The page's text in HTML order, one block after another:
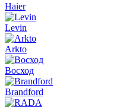
Haier
Levin
Arkto
Восход
Brandford